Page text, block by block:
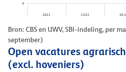
Bron: CBS en UWV, SBI-indeling, per
september)
Open vacatures
(excl. hoveniers)